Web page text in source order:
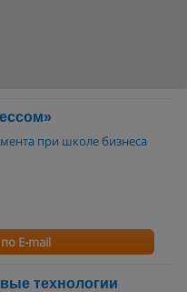
при школе бизнеса
E-mail
технологии